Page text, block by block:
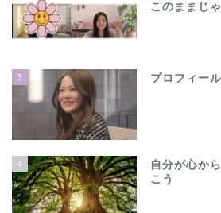
このままじ
3 プロフィール
4
自分が心か
こう